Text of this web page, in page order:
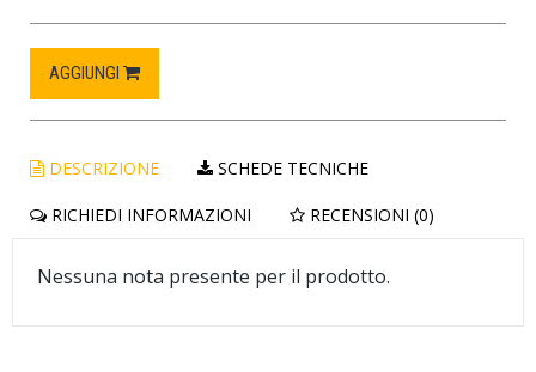
AGGIUNGI
DESCRIZIONE SCHEDE TECNICHE
RICHIEDI INFORMAZIONI RECENSIONI (0)
Nessuna nota presente per il prodotto.